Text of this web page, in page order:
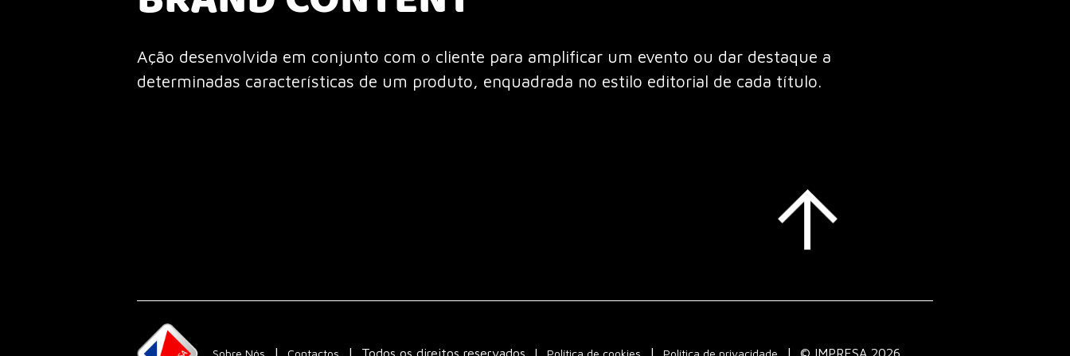
Ação desenvolvida em conjunto com o cliente para amplificar um evento ou dar destaque a
determinadas características de um produto, enquadrada no estilo editorial de cada título.